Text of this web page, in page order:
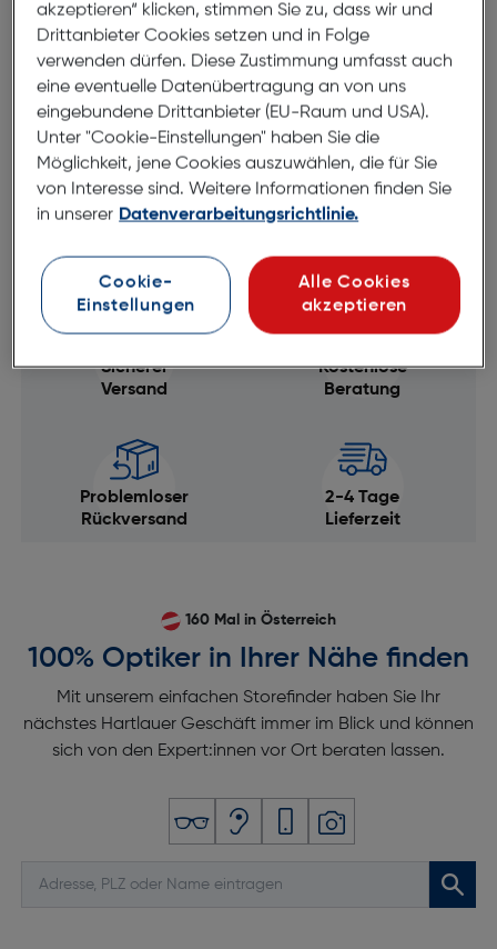
Online Services
Bezahlen
Bezahlmethoden
Sicherer
Versand
Kostenlose
Beratung
Problemloser
Rückversand
2-4 Tage
Lieferzeit
160 Mal in Österreich
100% Optiker in Ihrer Nähe finden
Mit unserem einfachen Storefinder haben Sie Ihr
nächstes Hartlauer Geschäft immer im Blick und können
sich von den Expert:innen vor Ort beraten lassen.
akzeptieren“ klicken, stimmen Sie zu, dass wir und
Drittanbieter Cookies setzen und in Folge
verwenden dürfen. Diese Zustimmung umfasst auch
eine eventuelle Datenübertragung an von uns
eingebundene Drittanbieter (EU-Raum und USA).
Unter "Cookie-Einstellungen" haben Sie die
Möglichkeit, jene Cookies auszuwählen, die für Sie
von Interesse sind. Weitere Informationen finden Sie
in unserer Datenverarbeitungsrichtlinie.
Cookie-
Einstellungen
Alle Cookies
akzeptieren